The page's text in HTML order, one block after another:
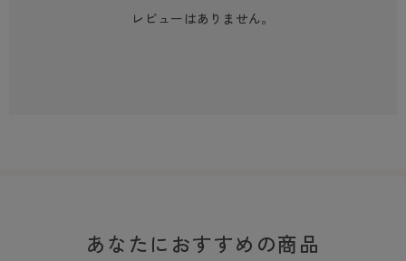
レビューはありません。
あなたにおすすめの商品